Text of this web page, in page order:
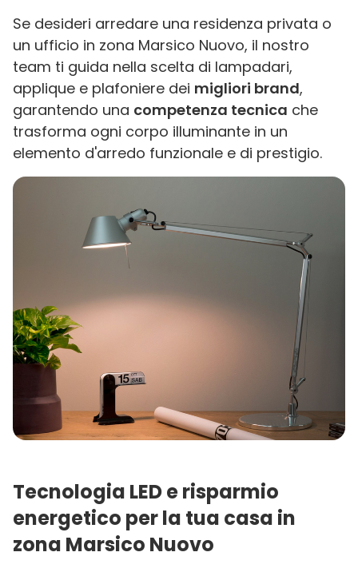
Se desideri arredare una residenza privata o
un ufficio in zona Marsico Nuovo, il nostro
team ti guida nella scelta di lampadari,
applique e plafoniere dei migliori brand,
garantendo una competenza tecnica che
trasforma ogni corpo illuminante in un
elemento d'arredo funzionale e di prestigio.
Tecnologia LED e risparmio
energetico per la tua casa in
zona Marsico Nuovo